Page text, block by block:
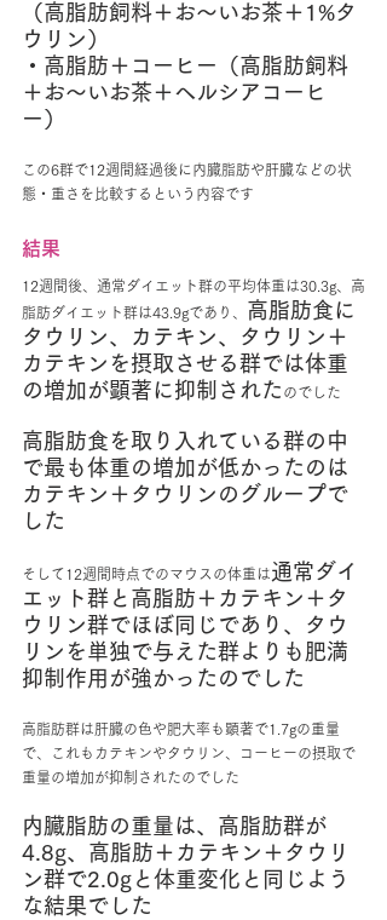
（高脂肪飼料＋お〜いお茶＋1%タ
ウリン）
・高脂肪＋コーヒー（高脂肪飼料
＋お〜いお茶＋ヘルシアコーヒ
ー）
この6群で12週間経過後に内臓脂肪や肝臓などの状
態・重さを比較するという内容です
結果
12週間後、通常ダイエット群の平均体重は30.3g、高
脂肪ダイエット群は43.9gであり、 高脂肪食に
タウリン、カテキン、タウリン＋
カテキンを摂取させる群では体重
の増加が顕著に抑制された のでした
高脂肪食を取り入れている群の中
で最も体重の増加が低かったのは
カテキン＋タウリンのグループで
した
そして12週間時点でのマウスの体重は通常ダイ
エット群と高脂肪＋カテキン＋タ
ウリン群でほぼ同じであり、タウ
リンを単独で与えた群よりも肥満
抑制作用が強かったのでした
高脂肪群は肝臓の色や肥大率も顕著で1.7gの重量
で、これもカテキンやタウリン、コーヒーの摂取で
重量の増加が抑制されたのでした
内臓脂肪の重量は、高脂肪群が
4.8g、高脂肪＋カテキン＋タウリ
ン群で2.0gと体重変化と同じよう
な結果でした